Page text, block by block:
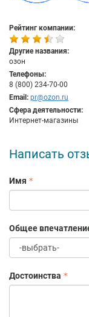
Рейтинг компании:
Другие названия:
озон
Телефоны:
8 (800) 234-70-00
Email: pr@ozon.ru
Сфера деятельности:
Интернет-магазины
Написать
Имя
Общее
Достоинства